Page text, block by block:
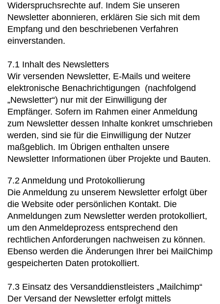
Widerspruchsrechte auf. Indem Sie unseren
Newsletter abonnieren, erklären Sie sich mit dem
Empfang und den beschriebenen Verfahren
einverstanden.
7.1 Inhalt des Newsletters
Wir versenden Newsletter, E-Mails und weitere
elektronische Benachrichtigungen (nachfolgend
„Newsletter“) nur mit der Einwilligung der
Empfänger. Sofern im Rahmen einer Anmeldung
zum Newsletter dessen Inhalte konkret umschrieben
werden, sind sie für die Einwilligung der Nutzer
maßgeblich. Im Übrigen enthalten unsere
Newsletter Informationen über Projekte und Bauten.
7.2 Anmeldung und Protokollierung
Die Anmeldung zu unserem Newsletter erfolgt über
die Website oder persönlichen Kontakt. Die
Anmeldungen zum Newsletter werden protokolliert,
um den Anmeldeprozess entsprechend den
rechtlichen Anforderungen nachweisen zu können.
Ebenso werden die Änderungen Ihrer bei MailChimp
gespeicherten Daten protokolliert.
7.3 Einsatz des Versanddienstleisters „Mailchimp“
Der Versand der Newsletter erfolgt mittels